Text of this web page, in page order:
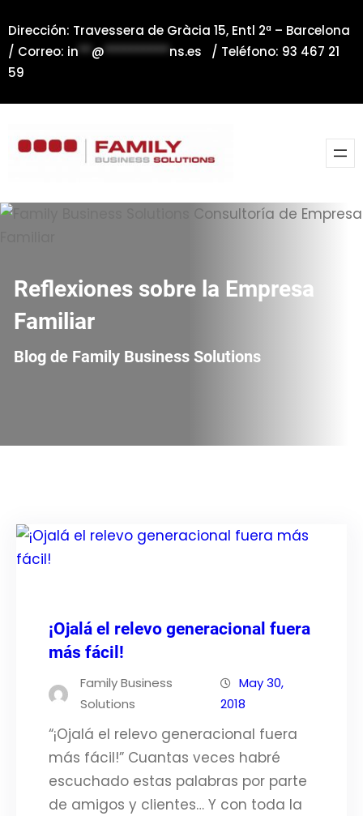
al
contenido
Dirección: Travessera de Gràcia 15, Entl 2ª – Barcelona
/ Correo: in**@**********ns.es / Teléfono: 93 467 21
59
Reflexiones sobre la Empresa
Familiar
Blog de Family Business Solutions
¡Ojalá el relevo generacional fuera
más fácil!
Family Business
Solutions
May 30,
2018
“¡Ojalá el relevo generacional fuera
más fácil!” Cuantas veces habré
escuchado estas palabras por parte
de amigos y clientes… Y con toda la